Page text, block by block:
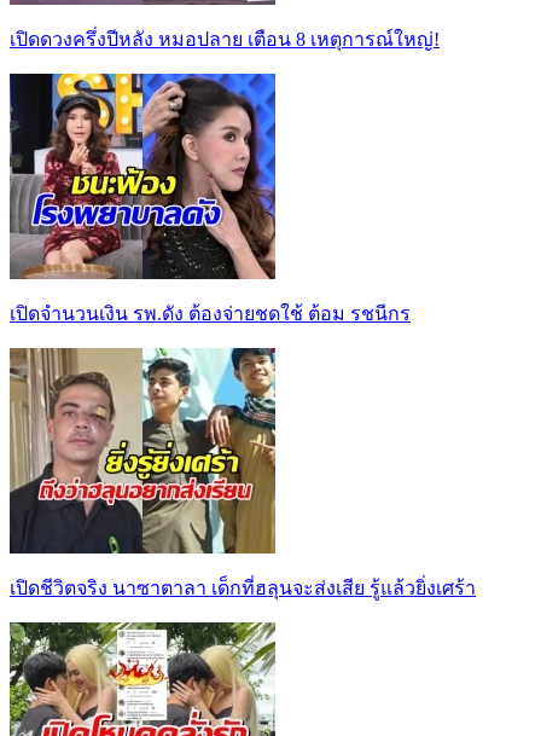
เปิดดวงครึ่งปีหลัง หมอปลาย เตือน 8 เหตุการณ์ใหญ่!
เปิดจำนวนเงิน รพ.ดัง ต้องจ่ายชดใช้ ต้อม รชนีกร
เปิดชีวิตจริง นาซาตาลา เด็กที่ฮลุนจะส่งเสีย รู้แล้วยิ่งเศร้า